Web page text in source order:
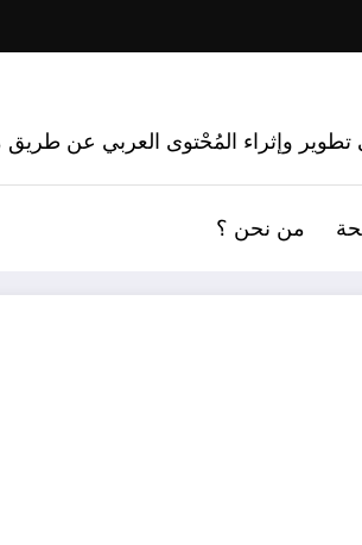
وإثراء المُحْتوى العربي عن طريق
من نحن ؟